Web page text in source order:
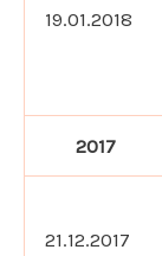
19.01.2018
2017
21.12.2017